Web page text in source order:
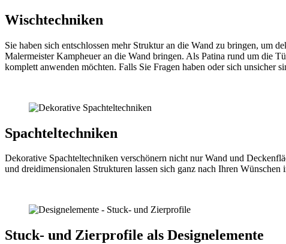
Wischtechniken
Sie haben sich entschlossen mehr Struktur an die Wand zu bringen, um
Malermeister Kampheuer an die Wand bringen. Als Patina rund um die
komplett anwenden möchten. Falls Sie Fragen haben oder sich unsicher
Spachteltechniken
Dekorative Spachteltechniken verschönern nicht nur Wand und
und dreidimensionalen Strukturen lassen sich ganz nach Ihren Wünschen
Stuck- und Zierprofile als Designelemente